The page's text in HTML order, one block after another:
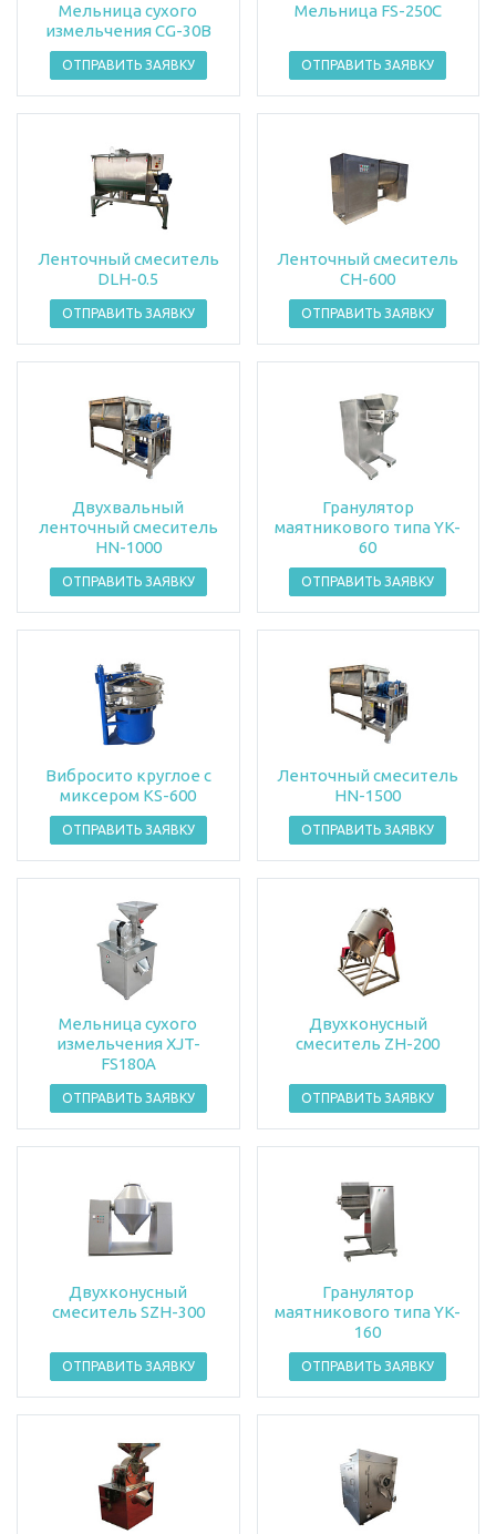
Мельница сухого
измельчения CG-30В
ОТПРАВИТЬ ЗАЯВКУ
Мельница FS-250C
ОТПРАВИТЬ ЗАЯВКУ
Ленточный смеситель
DLH-0.5
ОТПРАВИТЬ ЗАЯВКУ
Ленточный смеситель
СН-600
ОТПРАВИТЬ ЗАЯВКУ
Двухвальный
ленточный смеситель
HN-1000
ОТПРАВИТЬ ЗАЯВКУ
Гранулятор
маятникового типа YK-
60
ОТПРАВИТЬ ЗАЯВКУ
Вибросито круглое с
миксером KS-600
ОТПРАВИТЬ ЗАЯВКУ
Ленточный смеситель
HN-1500
ОТПРАВИТЬ ЗАЯВКУ
Мельница сухого
измельчения XJT-
FS180A
ОТПРАВИТЬ ЗАЯВКУ
Двухконусный
смеситель ZH-200
ОТПРАВИТЬ ЗАЯВКУ
Двухконусный
смеситель SZH-300
ОТПРАВИТЬ ЗАЯВКУ
Гранулятор
маятникового типа YK-
160
ОТПРАВИТЬ ЗАЯВКУ